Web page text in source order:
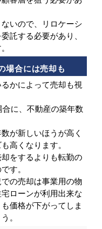
いので、リロケーシ
託する必要があり、
場合には売却も
かによって売却も視
に、不動産の築年数
が新しいほうが高く
高くなります。
をするよりも転勤の
す。
の売却は事業用の物
ローンが利用出来な
価格が下がってしま
。